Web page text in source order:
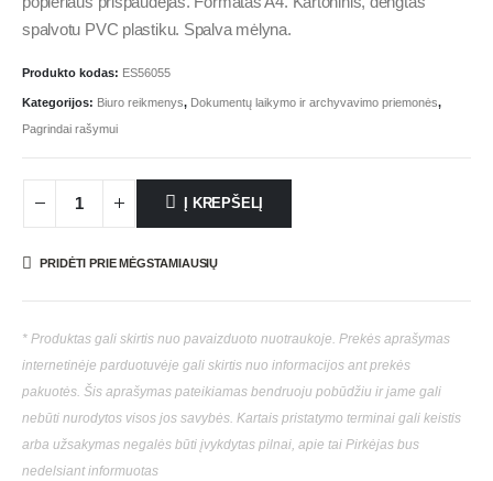
spalvotu PVC plastiku. Spalva mėlyna.
Produkto kodas: ES56055
Kategorijos: Biuro reikmenys, Dokumentų laikymo ir archyvavimo priemonės,
Pagrindai rašymui
Į KREPŠELĮ
PRIDĖTI PRIE MĖGSTAMIAUSIŲ
* Produktas gali skirtis nuo pavaizduoto nuotraukoje. Prekės aprašymas
internetinėje parduotuvėje gali skirtis nuo informacijos ant prekės
pakuotės. Šis aprašymas pateikiamas bendruoju pobūdžiu ir jame gali
nebūti nurodytos visos jos savybės. Kartais pristatymo terminai gali keistis
arba užsakymas negalės būti įvykdytas pilnai, apie tai Pirkėjas bus
nedelsiant informuotas